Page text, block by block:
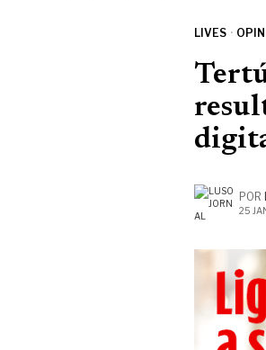
LIVES ·
POR
25